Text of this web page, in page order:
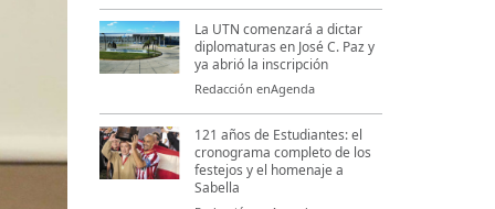
La UTN comenzará a dictar
diplomaturas en José C. Paz y
ya abrió la inscripción
Redacción enAgenda
121 años de Estudiantes: el
cronograma completo de los
festejos y el homenaje a
Sabella